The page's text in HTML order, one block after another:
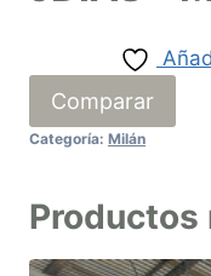
Comparar
Categoría: Milán
Productos